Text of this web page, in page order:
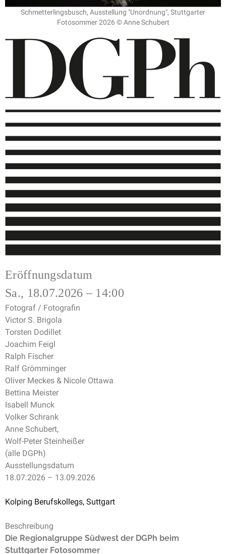
Schmetterlingsbusch, Ausstellung "Unordnung", Stuttgarter
Fotosommer 2026 © Anne Schubert
Eröffnungsdatum
Sa., 18.07.2026 – 14:00
Fotograf / Fotografin
Victor S. Brigola
Torsten Dodillet
Joachim Feigl
Ralph Fischer
Ralf Grömminger
Oliver Meckes & Nicole Ottawa
Bettina Meister
Isabell Munck
Volker Schrank
Anne Schubert,
Wolf-Peter Steinheißer
(alle DGPh)
Ausstellungsdatum
18.07.2026 – 13.09.2026
Kolping Berufskollegs, Suttgart
Beschreibung
Die Regionalgruppe Südwest der DGPh beim
Stuttgarter Fotosommer